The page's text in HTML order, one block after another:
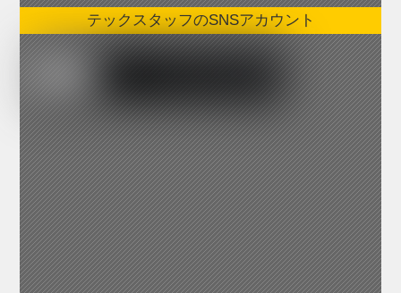
テックスタッフのSNSアカウント